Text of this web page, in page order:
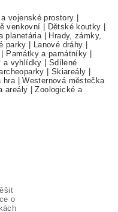
vojenské prostory
venkovní Dětské koutky
planetária|
Hrady, zámky,
parky Lanové dráhy
Památky a památníky
a vyhlídky
Sdílené
Skiareály
hra|Westernová městečka
areály |Zoologické a
o